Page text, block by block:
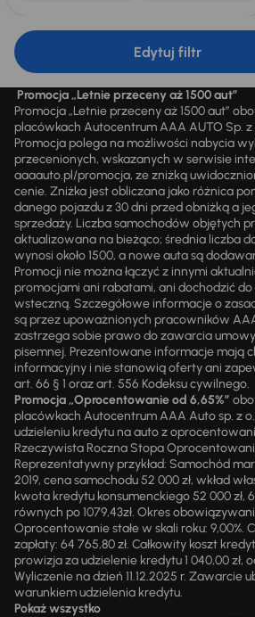
Edytuj filtr
Promocja „Letnie przeceny aż 1500 aut”
Promocja „Letnie przeceny aż 1500 aut”
placówkach Autocentrum AAA AUTO Sp. z
Promocja polega na możliwości nabycia
przecenionych, wskazanych w serwisie
aaaauto.pl/promocja, ze zniżką
cenie. Zniżka jest obliczana jako różnica
danego pojazdu z 30 dni przed obniżką a
sprzedaży. Liczba samochodów objętych
aktualizowana na bieżąco; średnia liczba
wynosi około 1500, a nowe auta są
Promocji nie można łączyć z innymi
promocjami ani rabatami, ani dochodzić
wsteczną. Szczegółowe informacje o
są przez upoważnionych pracowników
zastrzega sobie prawo do zawarcia
pisemnej. Prezentowane informacje mają
informacyjny i nie stanowią oferty ani
art. 66 § 1 oraz art. 556 Kodeksu cywilnego.
Promocja „Oprocentowanie od 6,65%”
placówkach Autocentrum AAA Auto sp. z
udzieleniu kredytu na auto z
Rzeczywista Roczna Stopa Oprocentowania
Reprezentatywny przykład: Samochód
2019, cena samochodu 52 000 zł, wkład
kwota kredytu konsumenckiego 52 000 zł,
równych po 1079,43zł. Okres
Oprocentowanie stałe w skali roku: 9,00%.
zapłaty: 64 765,80 zł. Całkowity koszt
prowizja za udzielenie kredytu 1 040,00 zł,
Wyliczenie na dzień 11.12.2025 r. Zawarcie
warunkiem udzielenia kredytu.
Pokaż wszystko